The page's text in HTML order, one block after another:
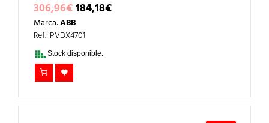
306,96€EL
PRECIO
ORIGINAL
ERA:306,96€.
184,18€EL
PRECIO
Marca:ABB
Ref.: PVDX4701
Stock disponible.